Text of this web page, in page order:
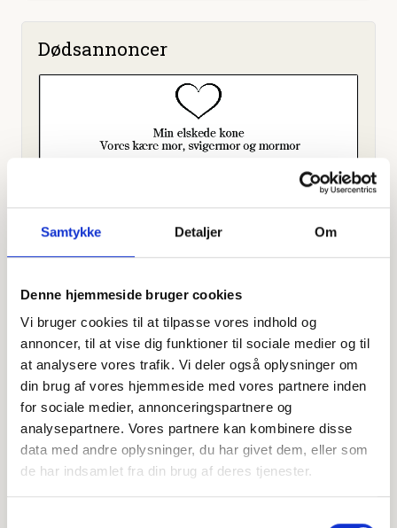
Samtykke Detaljer Om
Denne hjemmeside bruger cookies
Vi bruger cookies til at tilpasse vores indhold og
annoncer, til at vise dig funktioner til sociale medier og til
at analysere vores trafik. Vi deler også oplysninger om
din brug af vores hjemmeside med vores partnere inden
for sociale medier, annonceringspartnere og
analysepartnere. Vores partnere kan kombinere disse
data med andre oplysninger, du har givet dem, eller som
de har indsamlet fra din brug af deres tjenester.
Dødsannoncer
Offentligtgjort i Dødsannonce til mindeside d. 25.
september 2023
Højtideligheden
Fredag
d. 15. oktober 2021 kl. 12.00
Langskov Kirke